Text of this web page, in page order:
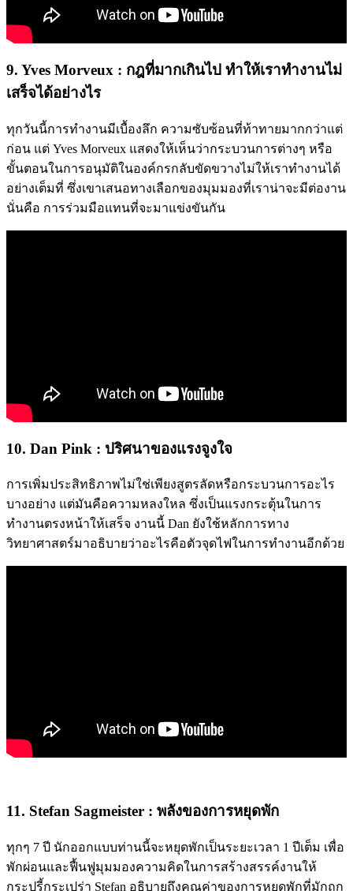
9. Yves Morveux : กฎที่มากเกินไป ทำให้เราทำงานไม่
เสร็จได้อย่างไร
ทุกวันนี้การทำงานมีเบื้องลึก ความซับซ้อนที่ท้าทายมากกว่าแต่
ก่อน แต่ Yves Morveux แสดงให้เห็นว่ากระบวนการต่างๆ หรือ
ขั้นตอนในการอนุมัติในองค์กรกลับขัดขวางไม่ให้เราทำงานได้
อย่างเต็มที่ ซึ่งเขาเสนอทางเลือกของมุมมองที่เราน่าจะมีต่องาน
นั่นคือ การร่วมมือแทนที่จะมาแข่งขันกัน
10. Dan Pink : ปริศนาของแรงจูงใจ
การเพิ่มประสิทธิภาพไม่ใช่เพียงสูตรลัดหรือกระบวนการอะไร
บางอย่าง แต่มันคือความหลงใหล ซึ่งเป็นแรงกระตุ้นในการ
ทำงานตรงหน้าให้เสร็จ งานนี้ Dan ยังใช้หลักการทาง
วิทยาศาสตร์มาอธิบายว่าอะไรคือตัวจุดไฟในการทำงานอีกด้วย
11. Stefan Sagmeister : พลังของการหยุดพัก
ทุกๆ 7 ปี นักออกแบบท่านนี้จะหยุดพักเป็นระยะเวลา 1 ปีเต็ม เพื่อ
พักผ่อนและฟื้นฟูมุมมองความคิดในการสร้างสรรค์งานให้
กระปรี้กระเปร่า Stefan อธิบายถึงคุณค่าของการหยุดพักที่มักถูก